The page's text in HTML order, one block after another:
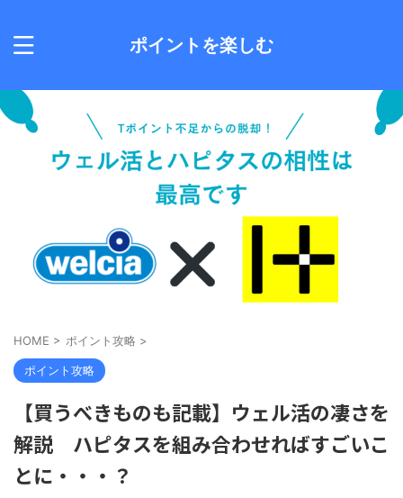
ポイントを楽しむ
HOME > ポイント攻略 >
ポイント攻略
【買うべきものも記載】ウェル活の凄さを
解説 ハピタスを組み合わせればすごいこ
とに・・・？